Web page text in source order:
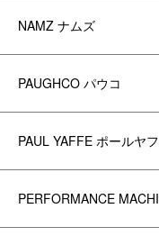
NAMZ ナムズ
PAUGHCO パウコ
PAUL YAFFE ポールヤ
PERFORMANCE